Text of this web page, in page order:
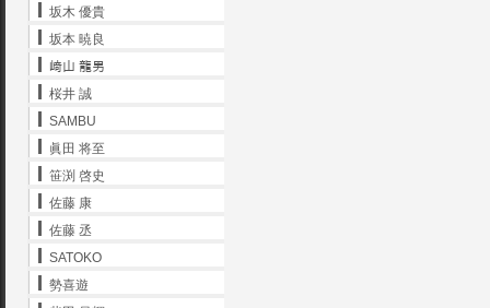
坂木 優貴
坂本 暁良
﨑山 龍男
桜井 誠
SAMBU
眞田 将至
笹渕 啓史
佐藤 康
佐藤 丞
SATOKO
勢喜遊